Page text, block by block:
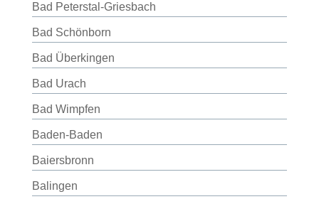
Bad Peterstal-Griesbach
Bad Schönborn
Bad Überkingen
Bad Urach
Bad Wimpfen
Baden-Baden
Baiersbronn
Balingen